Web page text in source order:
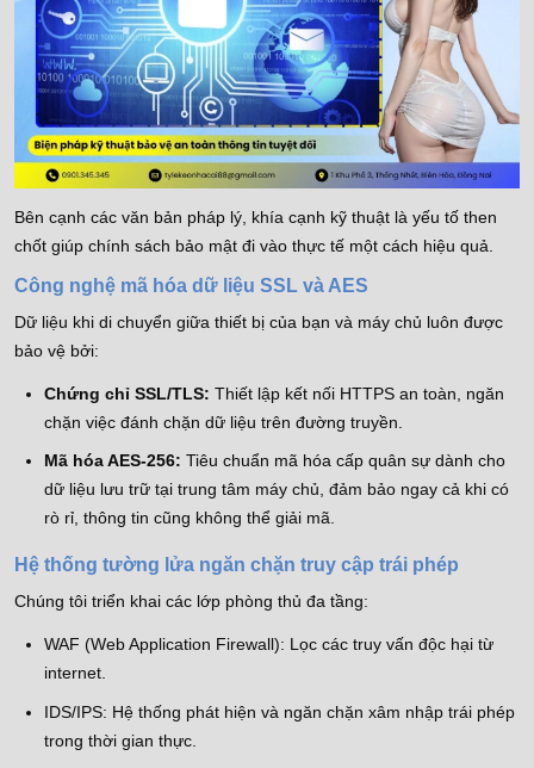
Bên cạnh các văn bản pháp lý, khía cạnh kỹ thuật là yếu tố then
chốt giúp chính sách bảo mật đi vào thực tế một cách hiệu quả.
Công nghệ mã hóa dữ liệu SSL và AES
Dữ liệu khi di chuyển giữa thiết bị của bạn và máy chủ luôn được
bảo vệ bởi:
Chứng chỉ SSL/TLS: Thiết lập kết nối HTTPS an toàn, ngăn
chặn việc đánh chặn dữ liệu trên đường truyền.
Mã hóa AES-256: Tiêu chuẩn mã hóa cấp quân sự dành cho
dữ liệu lưu trữ tại trung tâm máy chủ, đảm bảo ngay cả khi có
rò rỉ, thông tin cũng không thể giải mã.
Hệ thống tường lửa ngăn chặn truy cập trái phép
Chúng tôi triển khai các lớp phòng thủ đa tầng:
WAF (Web Application Firewall): Lọc các truy vấn độc hại từ
internet.
IDS/IPS: Hệ thống phát hiện và ngăn chặn xâm nhập trái phép
trong thời gian thực.